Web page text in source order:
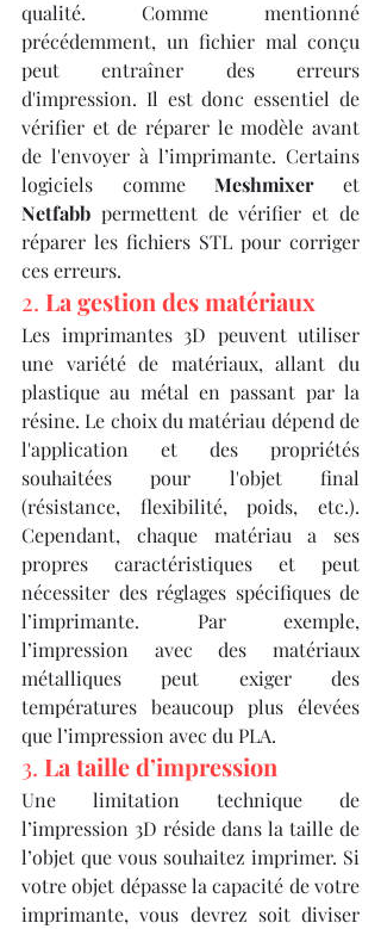
qualité. Comme mentionné
précédemment, un fichier mal conçu
peut entraîner des erreurs
d'impression. Il est donc essentiel de
vérifier et de réparer le modèle avant
de l'envoyer à l’imprimante. Certains
logiciels comme Meshmixer
Netfabb permettent de vérifier et de
réparer les fichiers STL pour corriger
ces erreurs.
2. La gestion des matériaux
Les imprimantes 3D peuvent utiliser
une variété de matériaux, allant du
plastique au métal en passant par la
résine. Le choix du matériau dépend de
l'application et des propriétés
souhaitées pour l'objet final
(résistance, flexibilité, poids, etc.).
Cependant, chaque matériau a ses
propres caractéristiques et peut
nécessiter des réglages spécifiques de
l’imprimante. Par exemple,
l’impression avec des matériaux
métalliques peut exiger des
températures beaucoup plus élevées
que l’impression avec du PLA.
3. La taille d’impression
Une limitation technique de
l’impression 3D réside dans la taille de
l’objet que vous souhaitez imprimer. Si
votre objet dépasse la capacité de votre
imprimante, vous devrez soit diviser